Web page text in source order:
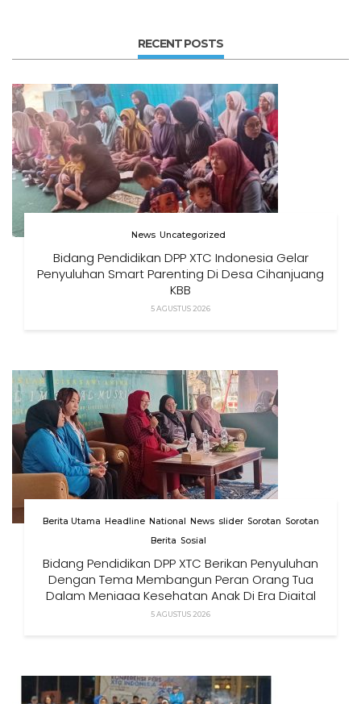
RECENT POSTS
News Uncategorized
Bidang Pendidikan DPP XTC Indonesia Gelar
Penyuluhan Smart Parenting Di Desa Cihanjuang
KBB
5 AGUSTUS 2026
Berita Utama Headline National News slider Sorotan Sorotan
Berita Sosial
Bidang Pendidikan DPP XTC Berikan Penyuluhan
Dengan Tema Membangun Peran Orang Tua
Dalam Menjaga Kesehatan Anak Di Era Digital
5 AGUSTUS 2026